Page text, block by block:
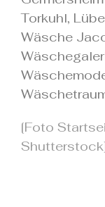
Torkuhl,
Wäsche
[Foto